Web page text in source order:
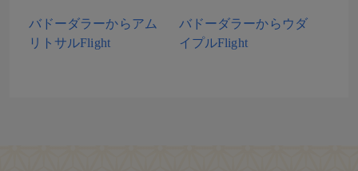
バドーダラーからアム
リトサルFlight
バドーダラーからウダ
イプルFlight